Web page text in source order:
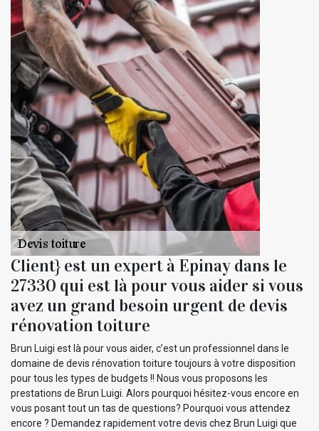
Client} est un expert à Epinay dans le
27330 qui est là pour vous aider si vous
avez un grand besoin urgent de devis
rénovation toiture
Brun Luigi est là pour vous aider, c’est un professionnel dans le
domaine de devis rénovation toiture toujours à votre disposition
pour tous les types de budgets !! Nous vous proposons les
prestations de Brun Luigi. Alors pourquoi hésitez-vous encore en
vous posant tout un tas de questions? Pourquoi vous attendez
encore ? Demandez rapidement votre devis chez Brun Luigi que